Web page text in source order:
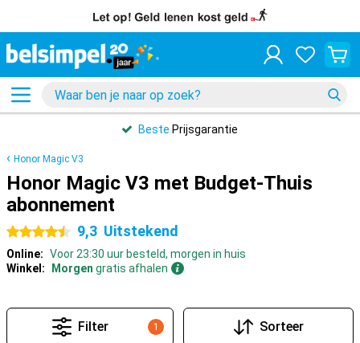
Beste Prijsgarantie
Honor Magic V3
Honor Magic V3 met Budget-Thuis
abonnement
4.5 sterren 9,3 Uitstekend
Online: Voor 23:30 uur besteld, morgen in huis
Winkel:
Morgen gratis afhalen
1
Filter Sorteer